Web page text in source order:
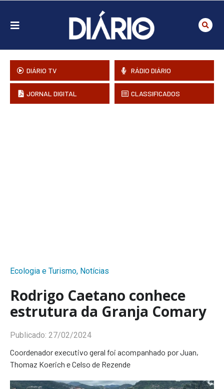
DIÁRIO TV RÁDIO DIÁRIO
JORNAL DIGITAL CLASSIFICADOS
Ecologia e Turismo, Notícias
Rodrigo Caetano conhece
estrutura da Granja Comary
Publicado: 27/02/2024
Coordenador executivo geral foi acompanhado por Juan,
Thomaz Koerich e Celso de Rezende